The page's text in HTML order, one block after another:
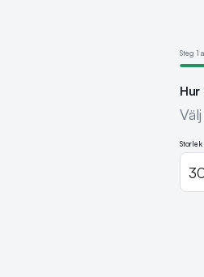
Steg 1
Hur
Storlek